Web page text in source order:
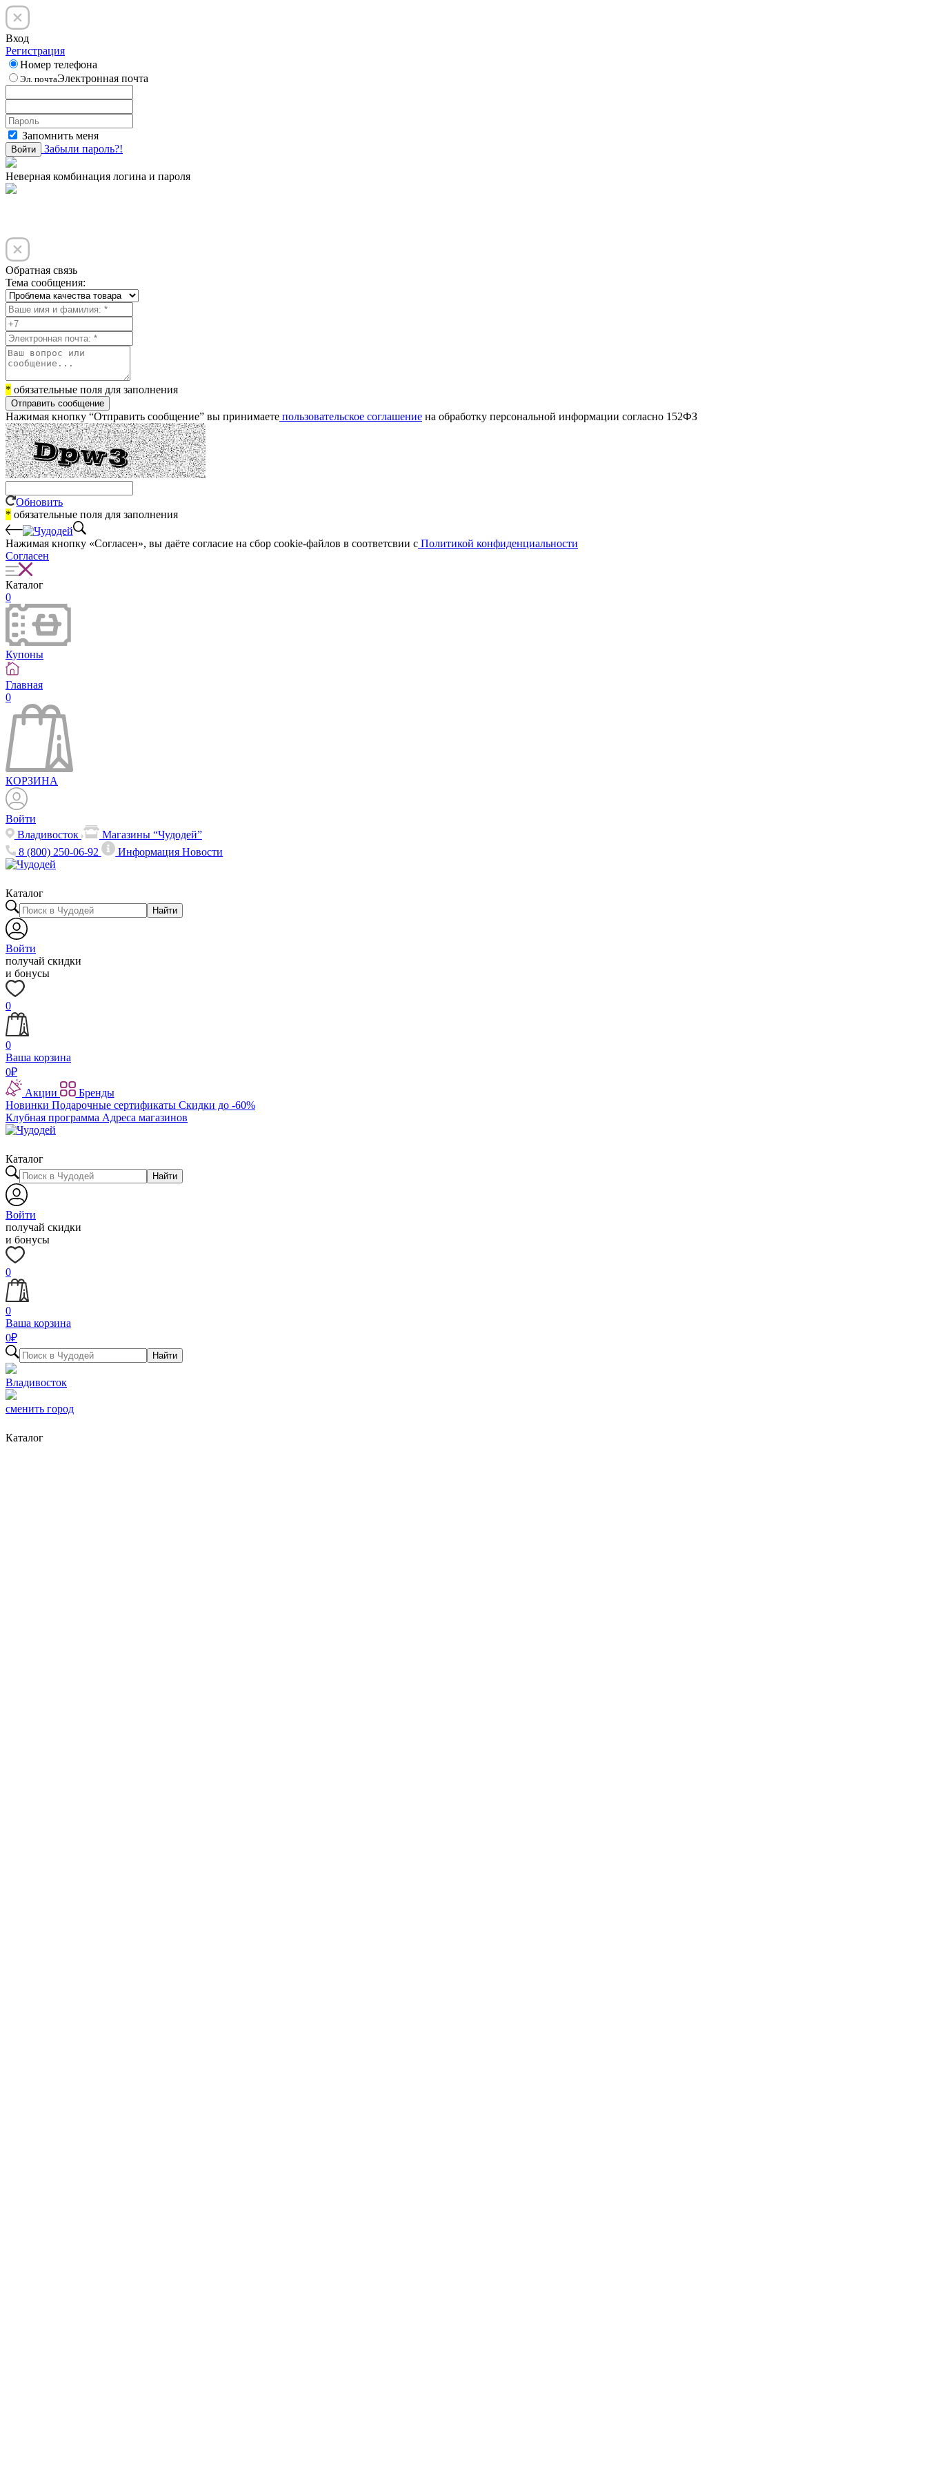
Вход
Регистрация
Номер телефона
Эл. почтаЭлектронная почта
Запомнить меня
Войти Забыли пароль?!
Неверная комбинация логина и пароля
Обратная связь
Тема сообщения:
* обязательные поля для заполнения
Отправить сообщение
Нажимая кнопку “Отправить сообщение” вы принимаете пользовательское соглашение на обработку персональной информации согласно 152ФЗ
Обновить
* обязательные поля для заполнения
Нажимая кнопку «Согласен», вы даёте cогласие на сбор cookie-файлов в соответсвии с Политикой конфиденциальности
Согласен
Каталог
0
Купоны
Главная
0
КОРЗИНА
Войти
Владивосток
Магазины “Чудодей”
8 (800) 250-06-92
ИнформацияНовости
Каталог
Найти
Войти
получай скидки
и бонусы
0
0
Ваша корзина
0₽
Акции
Бренды
Новинки Подарочные сертификаты Скидки до -60%
Клубная программа Адреса магазинов
Каталог
Найти
Войти
получай скидки
и бонусы
0
0
Ваша корзина
0₽
Найти
Владивосток
сменить город
Каталог